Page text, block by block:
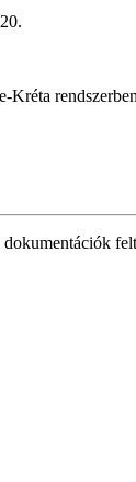
Kréta
dokumentációk